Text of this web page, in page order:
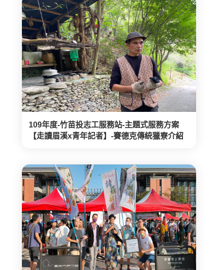
109年度-竹苗投志工服務站-主題式服務方案
【走讀眉溪x青年記者】-賽德克傳統獵寮介紹